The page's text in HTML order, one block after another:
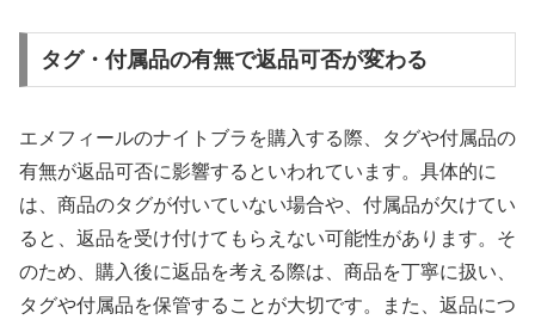
タグ・付属品の有無で返品可否が変わる
エメフィールのナイトブラを購入する際、タグや付属品の
有無が返品可否に影響するといわれています。具体的に
は、商品のタグが付いていない場合や、付属品が欠けてい
ると、返品を受け付けてもらえない可能性があります。そ
のため、購入後に返品を考える際は、商品を丁寧に扱い、
タグや付属品を保管することが大切です。また、返品につ